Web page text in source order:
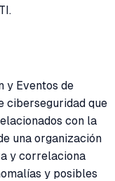
y Eventos de
ciberseguridad que
con la
una organización
y correlaciona
y posibles